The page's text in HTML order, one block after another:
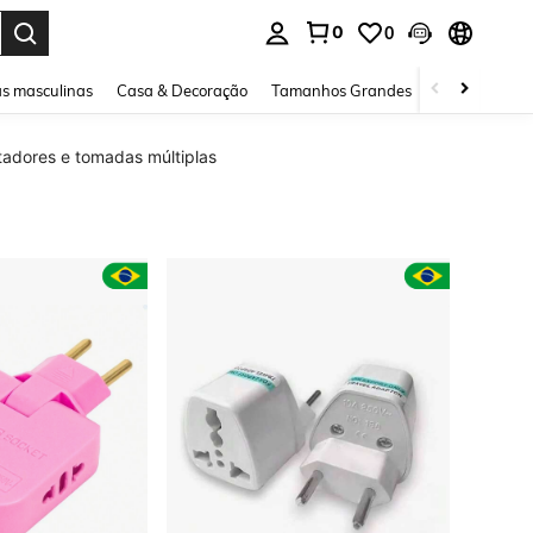
0 0
masculinas Casa & Decoração Tamanhos Grandes Joias e
e tomadas múltiplas